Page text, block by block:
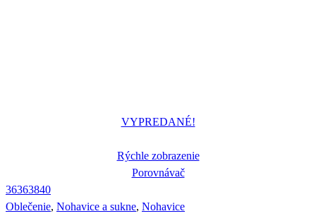
VYPREDANÉ!
Rýchle zobrazenie
Porovnávač
36363840
Oblečenie, Nohavice a sukne, Nohavice